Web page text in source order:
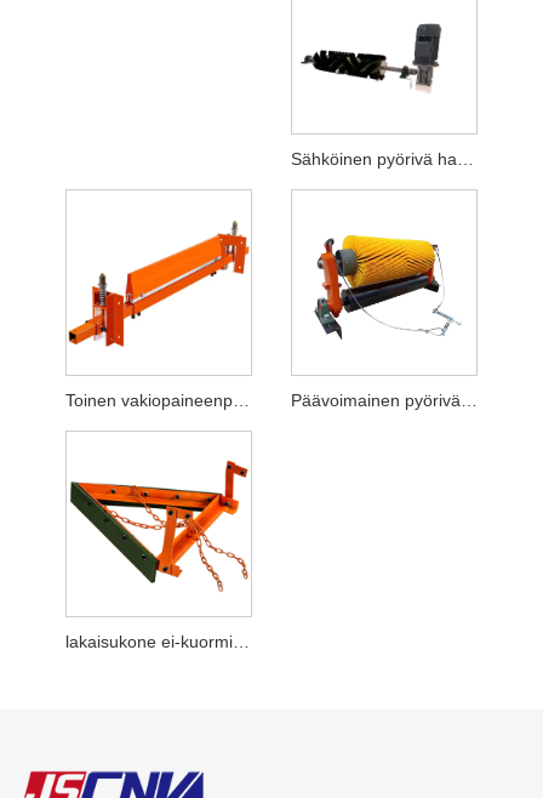
Toinen vakiopaineenpuhdistim
lakaisukone ei-kuormitussegmentin puhdistusaine